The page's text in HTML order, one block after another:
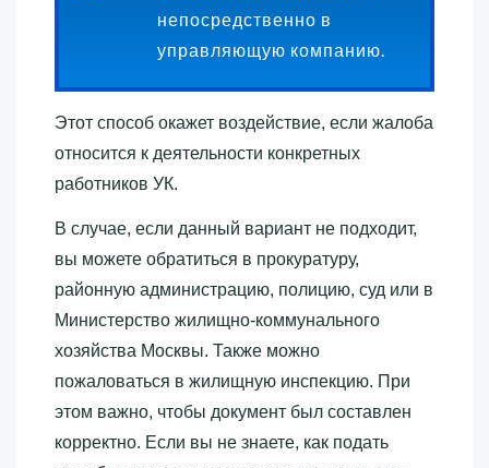
непосредственно в
управляющую компанию.
Этот способ окажет воздействие, если жалоба
относится к деятельности конкретных
работников УК.
В случае, если данный вариант не подходит,
вы можете обратиться в прокуратуру,
районную администрацию, полицию, суд или в
Министерство жилищно-коммунального
хозяйства Москвы. Также можно
пожаловаться в жилищную инспекцию. При
этом важно, чтобы документ был составлен
корректно. Если вы не знаете, как подать